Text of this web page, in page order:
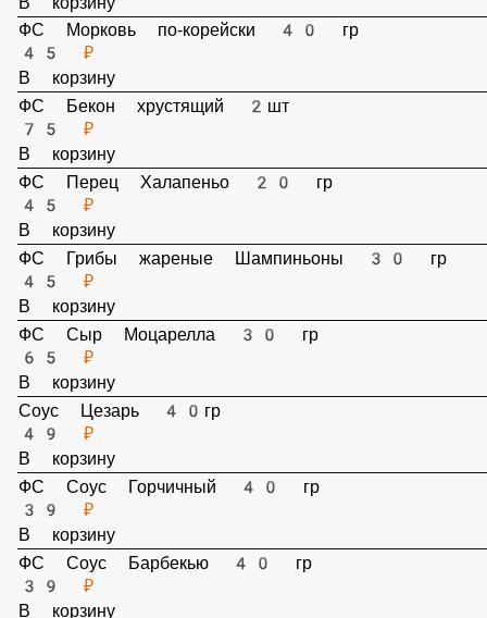
Доп мясо свинина 100гр
159 ₽
В корзину
ФС Морковь по-корейски 40 гр
45 ₽
В корзину
ФС Бекон хрустящий 2шт
75 ₽
В корзину
ФС Перец Халапеньо 20 гр
45 ₽
В корзину
ФС Грибы жареные Шампиньоны 30 гр
45 ₽
В корзину
ФС Сыр Моцарелла 30 гр
65 ₽
В корзину